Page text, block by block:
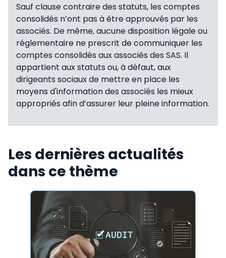
Sauf clause contraire des statuts, les comptes
consolidés n’ont pas à être approuvés par les
associés. De même, aucune disposition légale ou
réglementaire ne prescrit de communiquer les
comptes consolidés aux associés des SAS. Il
appartient aux statuts ou, à défaut, aux
dirigeants sociaux de mettre en place les
moyens d'information des associés les mieux
appropriés afin d’assurer leur pleine information.
Les dernières actualités
dans ce thème